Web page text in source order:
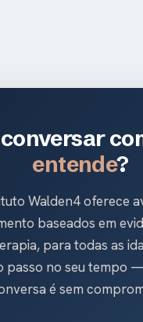
entende?
Walden4 oferece
baseados em
para todas as
passo no seu tempo
é sem